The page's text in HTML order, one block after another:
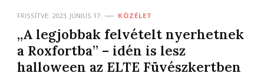
FRISSÍTVE: 2023. JÚNIUS 17. KÖZÉLET
„A legjobbak felvételt nyerhetnek
a Roxfortba” – idén is lesz
halloween az ELTE Füvészkertben